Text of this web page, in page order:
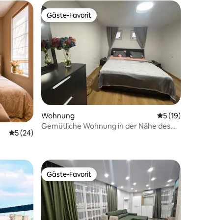
Bewertungen
Durchschnittliche Bewertung: 5 von 5, 24 Bewertungen
5 (24)
Gäste-Favorit
Gäste-Favorit
Wohnung Durchschnittliche
5 (19)
Gemütliche Wohnung in der Nähe des
Gäste-Favorit
Gäste-Favorit